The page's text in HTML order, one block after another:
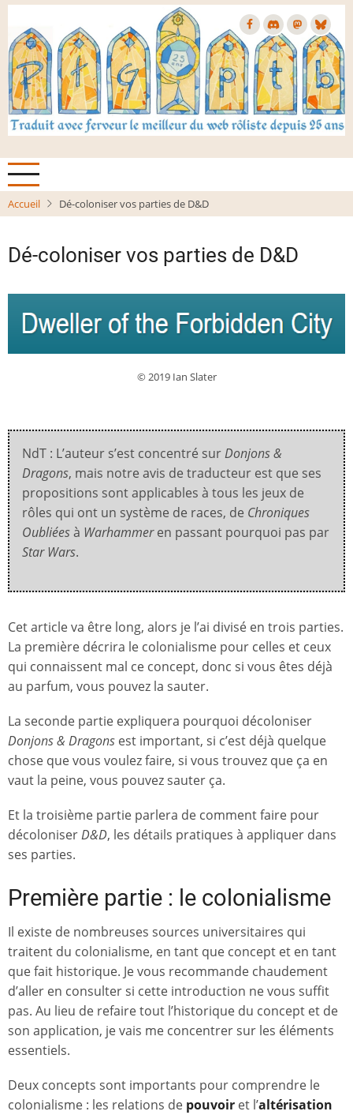
Aller
contenu
principal
Accueil Dé-coloniser vos parties de D&D
Dé-coloniser vos parties de D&D
© 2019 Ian Slater
NdT : L’auteur s’est concentré surDonjons &
Dragons, mais notre avis de traducteur est que ses
propositions sont applicables à tous les jeux de
rôles qui ont un système de races, de Chroniques
Oubliéesà Warhammeren passant pourquoi pas par
Star Wars.
Cet article va être long, alors je l’ai divisé en trois parties.
La première décrira le colonialisme pour celles et ceux
qui connaissent mal ce concept, donc si vous êtes déjà
au parfum, vous pouvez la sauter.
La seconde partie expliquera pourquoi décoloniser
Donjons & Dragons est important, si c’est déjà quelque
chose que vous voulez faire, si vous trouvez que ça en
vaut la peine, vous pouvez sauter ça.
Et la troisième partie parlera de comment faire pour
décoloniserD&D, les détails pratiques à appliquer dans
ses parties.
Première partie : le colonialisme
Il existe de nombreuses sources universitaires qui
traitent du colonialisme, en tant que concept et en tant
que fait historique. Je vous recommande chaudement
d’aller en consulter si cette introduction ne vous suffit
pas. Au lieu de refaire tout l’historique du concept et de
son application, je vais me concentrer sur les éléments
essentiels.
Deux concepts sont importants pour comprendre le
colonialisme : les relations de pouvoir et l’altérisation